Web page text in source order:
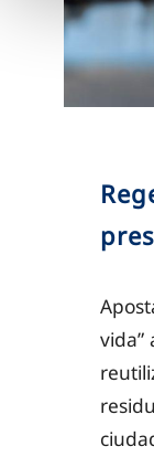
vida”